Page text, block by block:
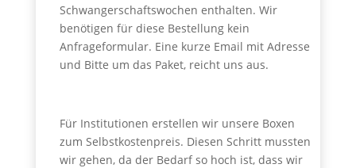
Schwangerschaftswochen enthalten. Wir
benötigen für diese Bestellung kein
Anfrageformular. Eine kurze Email mit Adresse
und Bitte um das Paket, reicht uns aus.
Für Institutionen erstellen wir unsere Boxen
zum Selbstkostenpreis. Diesen Schritt mussten
wir gehen, da der Bedarf so hoch ist, dass wir